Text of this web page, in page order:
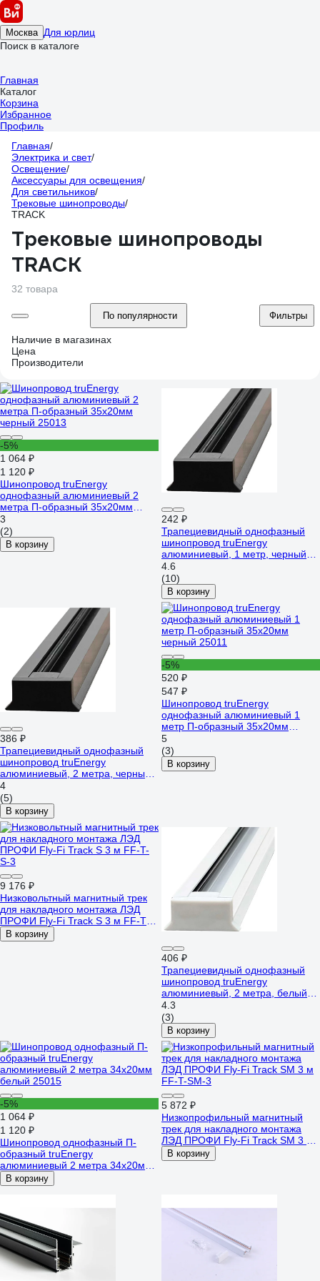
Москва Для юрлиц
Поиск в каталоге
Главная
Каталог
Корзина
Избранное
Профиль
Главная/
Электрика и свет/
Освещение/
Аксессуары для освещения/
Для светильников/
Трековые шинопроводы/
TRACK
Трековые шинопроводы
TRACK
32 товара
По популярности Фильтры
Наличие в магазинах
Цена
Производители
-5%
1 064 ₽
1 120 ₽
Шинопровод truEnergy
однофазный алюминиевый 2
метра П-образный 35x20мм
черный 25013
3
(2)
В корзину
242 ₽
Трапециевидный однофазный
шинопровод truEnergy
алюминиевый, 1 метр, черный
25005
4.6
(10)
В корзину
386 ₽
Трапециевидный однофазный
шинопровод truEnergy
алюминиевый, 2 метра, черный
25007
4
(5)
В корзину
-5%
520 ₽
547 ₽
Шинопровод truEnergy
однофазный алюминиевый 1
метр П-образный 35x20мм
черный 25011
5
(3)
В корзину
9 176 ₽
Низковольтный магнитный трек
для накладного монтажа ЛЭД
ПРОФИ Fly-Fi Track S 3 м FF-T-
S-3В корзину
406 ₽
Трапециевидный однофазный
шинопровод truEnergy
алюминиевый, 2 метра, белый
25008
4.3
(3)
В корзину
-5%
1 064 ₽
1 120 ₽
Шинопровод однофазный П-
образный truEnergy
алюминиевый 2 метра 34x20мм
белый 25015
В корзину
5 872 ₽
Низкопрофильный магнитный
трек для накладного монтажа
ЛЭД ПРОФИ Fly-Fi Track SM 3 м
FF-T-SM-3
В корзину